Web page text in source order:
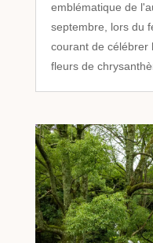
emblématique de
septembre, lors du
courant de célébrer
fleurs de